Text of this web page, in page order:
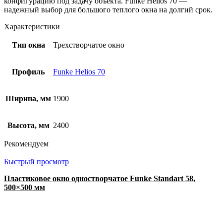
надежный выбор для большого теплого окна на долгий срок.
Характеристики
Тип окна Трехстворчатое окно
Профиль Funke Helios 70
Ширина, мм 1900
Высота, мм 2400
Рекомендуем
Быстрый просмотр
Пластиковое окно одностворчатое Funke Standart 58,
500×500 мм